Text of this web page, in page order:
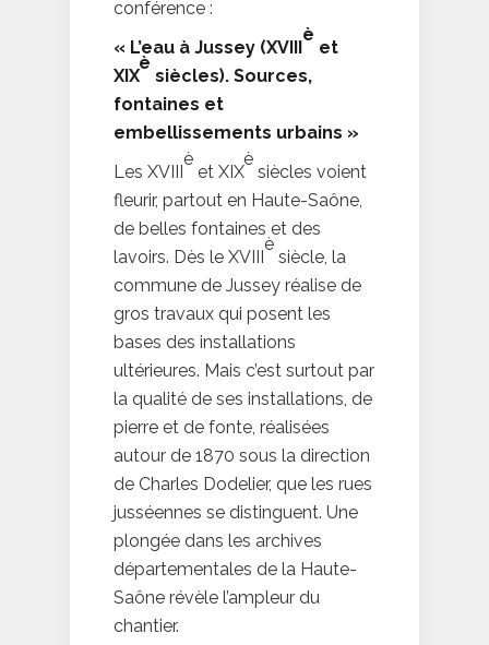
conférence :
« L’eau à Jussey (XVIII
è
et
XIX
è
siècles). Sources,
fontaines et
embellissements urbains »
Les XVIII
è
et XIX
è
siècles voient
fleurir, partout en Haute-Saône,
de belles fontaines et des
lavoirs. Dès le XVIII
è
siècle, la
commune de Jussey réalise de
gros travaux qui posent les
bases des installations
ultérieures. Mais c’est surtout par
la qualité de ses installations, de
pierre et de fonte, réalisées
autour de 1870 sous la direction
de Charles Dodelier, que les rues
jusséennes se distinguent. Une
plongée dans les archives
départementales de la Haute-
Saône révèle l’ampleur du
chantier.